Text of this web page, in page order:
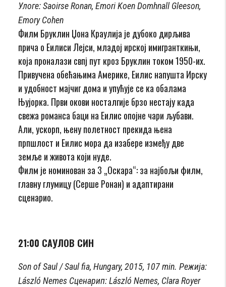
Улоге: Saoirse Ronan, Emori Koen Domhnall Gleeson,
Emory Cohen
Филм Бруклин Џона Краулија је дубоко дирљива
прича о Еилиси Лејси, младој ирској имигранткињи,
која проналази свпј пут кроз Бруклин током 1950-их.
Привучена обећањима Америке, Еилис напушта Ирску
и удобност мајчиг дома и упућује се ка обалама
Њујорка. Први окови носталгије брзо нестају када
свежа романса баци на Еилис опојне чари љубави.
Али, ускорп, њену полетност прекида њена
прпшлост и Еилис мора да изабере између две
земље и живота који нуде.
Филм је номинован за 3 „Оскара“: за најбољи филм,
главну глумицу (Серше Ронан) и адаптирани
сценарио.
21:00 САУЛОВ СИН
Son of Saul / Saul fia, Hungary, 2015, 107 min. Режија:
László Nemes Сценарип: László Nemes, Clara Royer